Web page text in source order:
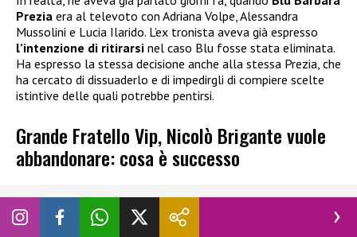
Prezia era al televoto con Adriana Volpe, Alessandra
Mussolini e Lucia Ilarido. L’ex tronista aveva già espresso
l’intenzione di ritirarsi nel caso Blu fosse stata eliminata.
Ha espresso la stessa decisione anche alla stessa Prezia, che
ha cercato di dissuaderlo e di impedirgli di compiere scelte
istintive delle quali potrebbe pentirsi.
Grande Fratello Vip, Nicolò Brigante vuole
abbandonare: cosa è successo